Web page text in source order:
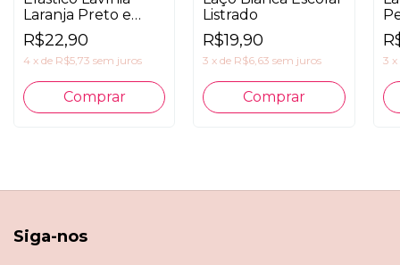
Laranja Preto e
Branco
R$22,90
4 x de R$5,73 sem juros
Listrado
R$19,90
3 xde R$6,63 sem juros
Comprar
3 x
Siga-nos